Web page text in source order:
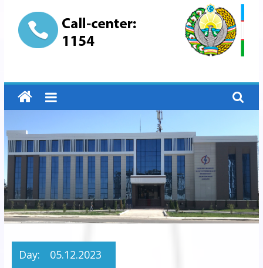
“Buxoro
hududiy
elektr
tarmoqlari
korxonasi”
AJ
“Buxoro
hududiy
korxonasi”
Day: 05.12.2023